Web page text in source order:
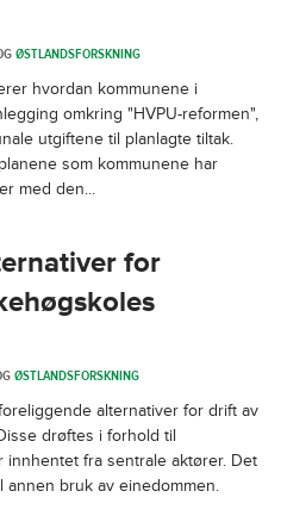
ØSTLANDSFORSKNING
hvordan kommunene i
omkring "HVPU-reformen",
utgiftene til planlagte tiltak.
som kommunene har
med den...
for
ØSTLANDSFORSKNING
alternativer for drift av
drøftes i forhold til
fra sentrale aktører. Det
bruk av einedommen.